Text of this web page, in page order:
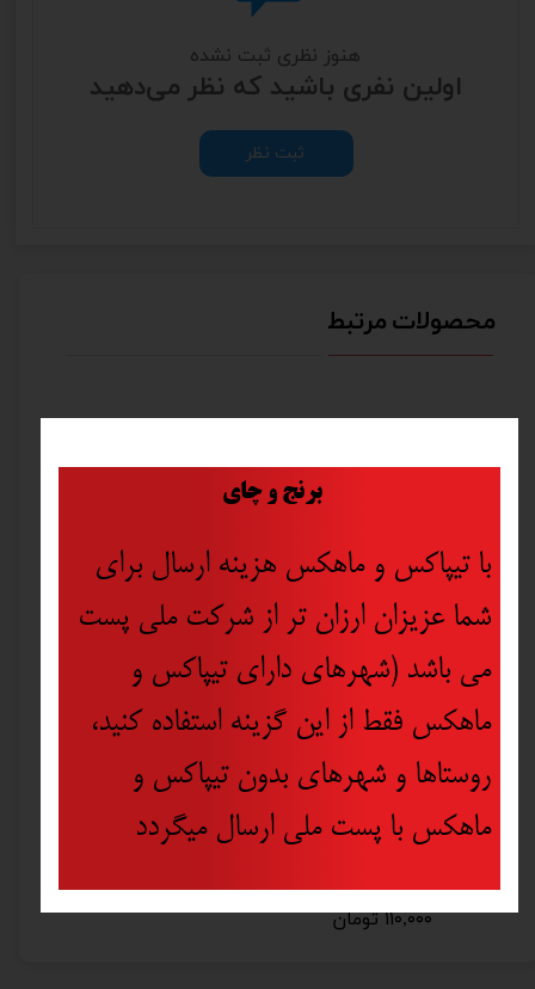
هنوز نظری ثبت نشده
اولین نفری باشید که نظر می‌دهید
ثبت نظر
محصولات مرتبط
دستکش ضد برش فیدورا سری دو
۱۱۰,۰۰۰ تومان
برنج و چای
با تیپاکس و ماهکس هزینه ارسال برای
شما عزیزان ارزان تر از شرکت ملی پست
می باشد (شهرهای دارای تیپاکس و
ماهکس فقط از این گزینه استفاده کنید،
روستاها و شهرهای بدون تیپاکس و
ماهکس با پست ملی ارسال میگردد